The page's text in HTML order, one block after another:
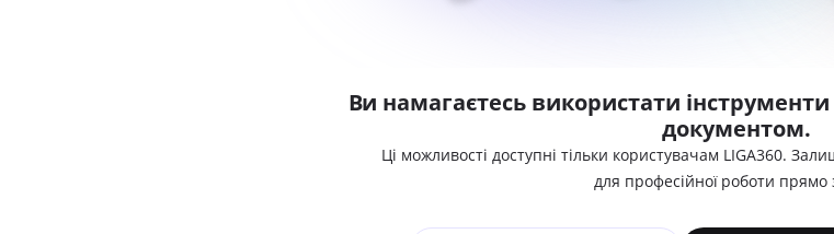
Ви намагаєтесь використати
документом.
Ці можливості доступні тільки користувачам LIGA360.
для професійної роботи прямо